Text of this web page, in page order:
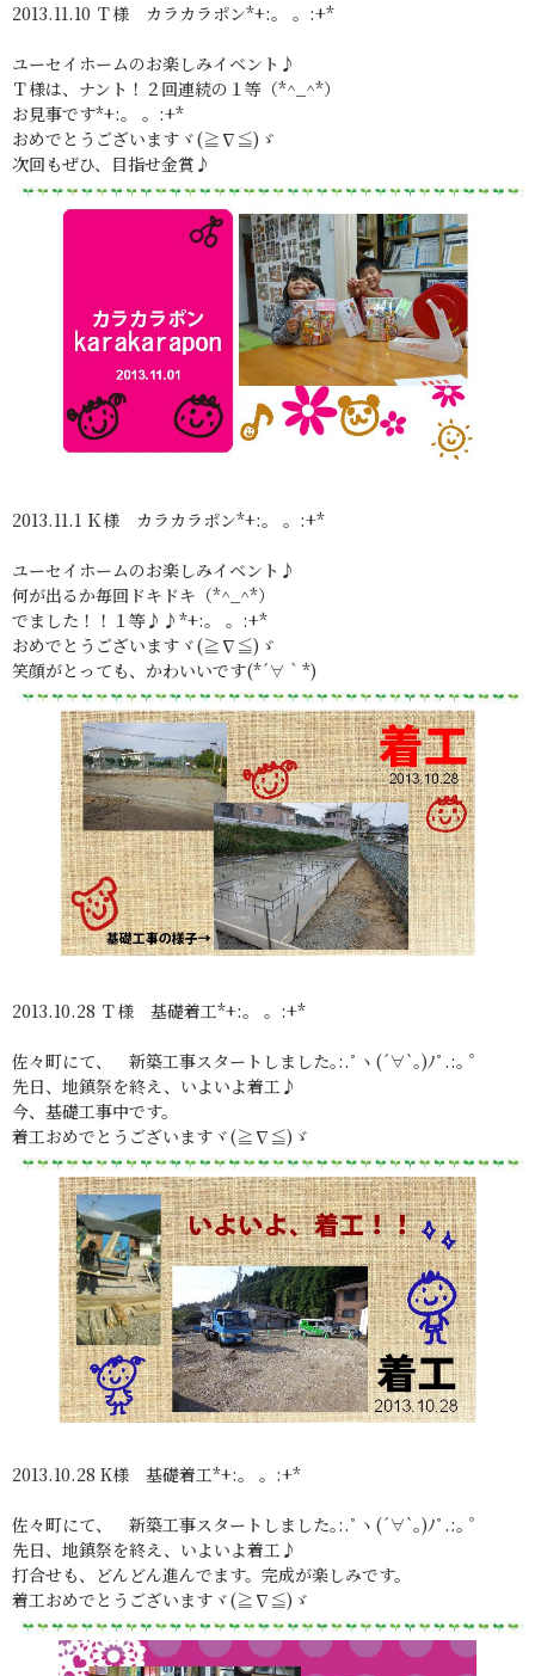
2013.11.10 Ｔ様 カラカラポン*+:。 。:+*
ユーセイホームのお楽しみイベント♪
Ｔ様は、ナント！２回連続の１等（*^_^*）
お見事です*+:。 。:+*
おめでとうございますヾ(≧∇≦)ゞ
次回もぜひ、目指せ金賞♪
2013.11.1 Ｋ様 カラカラポン*+:。 。:+*
ユーセイホームのお楽しみイベント♪
何が出るか毎回ドキドキ（*^_^*）
でました！！１等♪♪*+:。 。:+*
おめでとうございますヾ(≧∇≦)ゞ
笑顔がとっても、かわいいです(*´∀｀*)
2013.10.28 Ｔ様 基礎着工*+:。 。:+*
佐々町にて、 新築工事スタートしました｡:.ﾟヽ(´∀`｡)ﾉﾟ.:｡ ゜
先日、地鎮祭を終え、いよいよ着工♪
今、基礎工事中です。
着工おめでとうございますヾ(≧∇≦)ゞ
2013.10.28 K様 基礎着工*+:。 。:+*
佐々町にて、 新築工事スタートしました｡:.ﾟヽ(´∀`｡)ﾉﾟ.:｡ ゜
先日、地鎮祭を終え、いよいよ着工♪
打合せも、どんどん進んでます。完成が楽しみです。
着工おめでとうございますヾ(≧∇≦)ゞ